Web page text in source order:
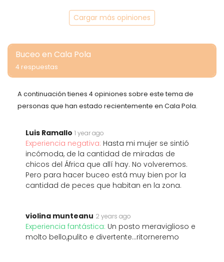
Cargar más opiniones
Buceo en Cala Pola
4 respuestas
A continuación tienes 4 opiniones sobre este tema de
personas que han estado recientemente en Cala Pola.
Luis Ramallo 1 year ago
Experiencia negativa: Hasta mi mujer se sintió
incómoda, de la cantidad de miradas de
chicos del África que allí hay. No volveremos.
Pero para hacer buceo está muy bien por la
cantidad de peces que habitan en la zona.
violina munteanu 2 years ago
Experiencia fantástica: Un posto meraviglioso e
molto bello,pulito e divertente...ritorneremo